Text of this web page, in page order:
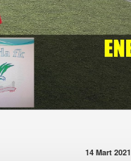
14 Mart 2021